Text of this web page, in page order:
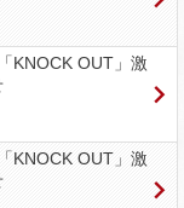
KNOCK OUT」激
KNOCK OUT」激